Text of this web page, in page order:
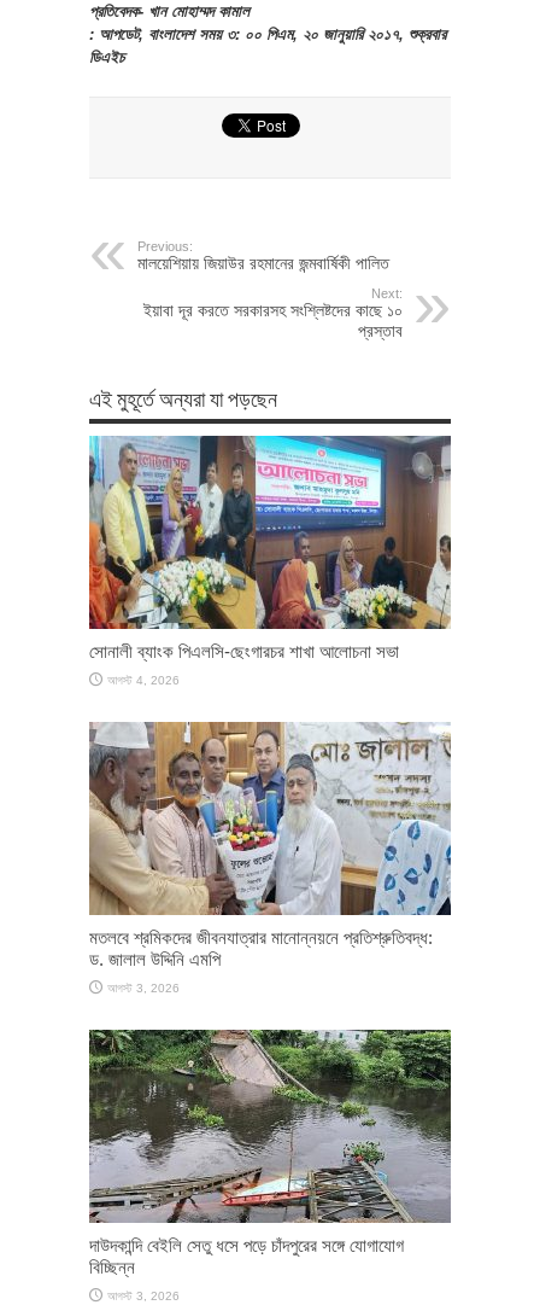
প্রতিবেদক- খান মোহাম্মদ কামাল
: আপডেট, বাংলাদেশ সময় ৩: ০০ পিএম, ২০ জানুয়ারি ২০১৭, শুক্রবার
ডিএইচ
Previous:
মালয়েশিয়ায় জিয়াউর রহমানের জন্মবার্ষিকী পালিত
Next:
ইয়াবা দূর করতে সরকারসহ সংশ্লিষ্টদের কাছে ১০
প্রস্তাব
এই মুহূর্তে অন্যরা যা পড়ছেন
সোনালী ব্যাংক পিএলসি-ছেংগারচর শাখা আলোচনা সভা
আগস্ট 4, 2026
মতলবে শ্রমিকদের জীবনযাত্রার মানোন্নয়নে প্রতিশ্রুতিবদ্ধ:
ড. জালাল উদ্দিনি এমপি
আগস্ট 3, 2026
দাউদকান্দি বেইলি সেতু ধসে পড়ে চাঁদপুরের সঙ্গে যোগাযোগ
বিচ্ছিন্ন
আগস্ট 3, 2026